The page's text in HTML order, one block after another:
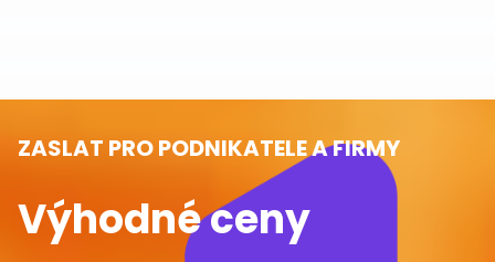
ZASLAT PRO PODNIKATELE A FIRMY
Výhodné ceny